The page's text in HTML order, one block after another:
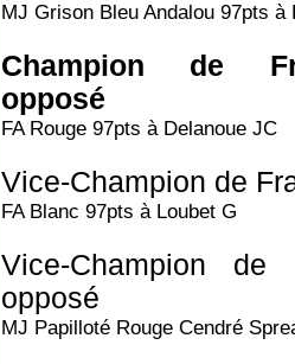
MJ Grison Bleu Andalou 97pts à
Champion de
opposé
FA Rouge 97pts à Delanoue JC
Vice-Champion de
FA Blanc 97pts à Loubet G
Vice-Champion de
opposé
MJ Papilloté Rouge Cendré